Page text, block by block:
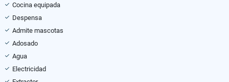
Cocina equipada
Despensa
Admite mascotas
Adosado
Agua
Electricidad